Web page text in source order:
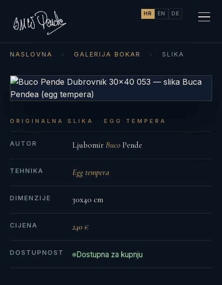
HR EN DE
NASLOVNA › GALERIJA BOKAR › SLIKA
ORIGINALNA SLIKA · EGG TEMPERA
AUTOR LjubomirBucoPende
TEHNIKA Egg tempera
DIMENZIJE 30x40 cm
CIJENA 240 €
DOSTUPNOST Dostupna za kupnju